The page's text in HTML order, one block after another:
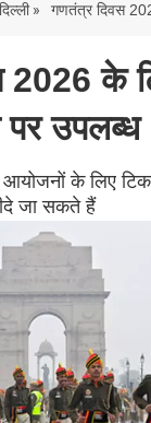
दिल्ली » गणतंत्र दिवस
2026 के
पर उपलब्ध
के लिए
जा सकते हैं